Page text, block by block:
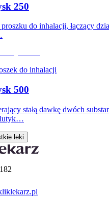
250
do inhalacji, łączący
do inhalacji
500
stałą dawkę dwóch
leki